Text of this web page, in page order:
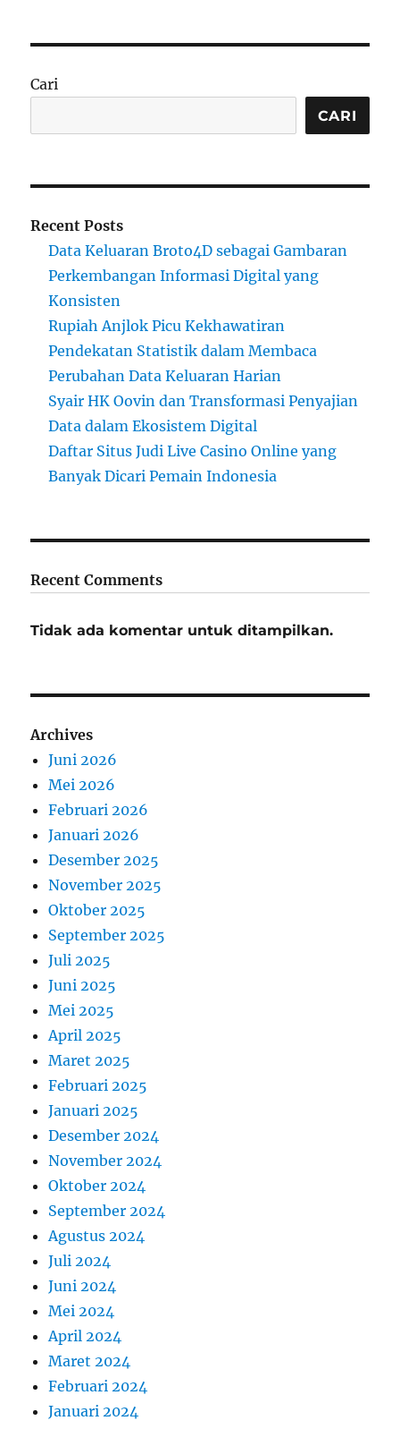
Cari
CARI
Recent Posts
Data Keluaran Broto4D sebagai Gambaran
Perkembangan Informasi Digital yang
Konsisten
Rupiah Anjlok Picu Kekhawatiran
Pendekatan Statistik dalam Membaca
Perubahan Data Keluaran Harian
Syair HK Oovin dan Transformasi Penyajian
Data dalam Ekosistem Digital
Daftar Situs Judi Live Casino Online yang
Banyak Dicari Pemain Indonesia
Recent Comments
Tidak ada komentar untuk ditampilkan.
Archives
Juni 2026
Mei 2026
Februari 2026
Januari 2026
Desember 2025
November 2025
Oktober 2025
September 2025
Juli 2025
Juni 2025
Mei 2025
April 2025
Maret 2025
Februari 2025
Januari 2025
Desember 2024
November 2024
Oktober 2024
September 2024
Agustus 2024
Juli 2024
Juni 2024
Mei 2024
April 2024
Maret 2024
Februari 2024
Januari 2024